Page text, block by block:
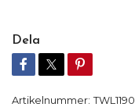
Dela
Artikelnummer: TWL1190